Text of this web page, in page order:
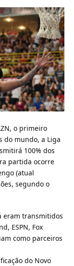
o primeiro
do mundo, a Liga
100% dos
partida ocorre
(atual
segundo o
eram transmitidos
, ESPN, Fox
como parceiros
do Novo